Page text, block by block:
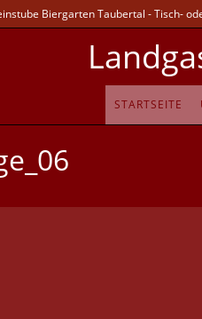
Biergarten Taubertal - Tisch-
STARTSEITE